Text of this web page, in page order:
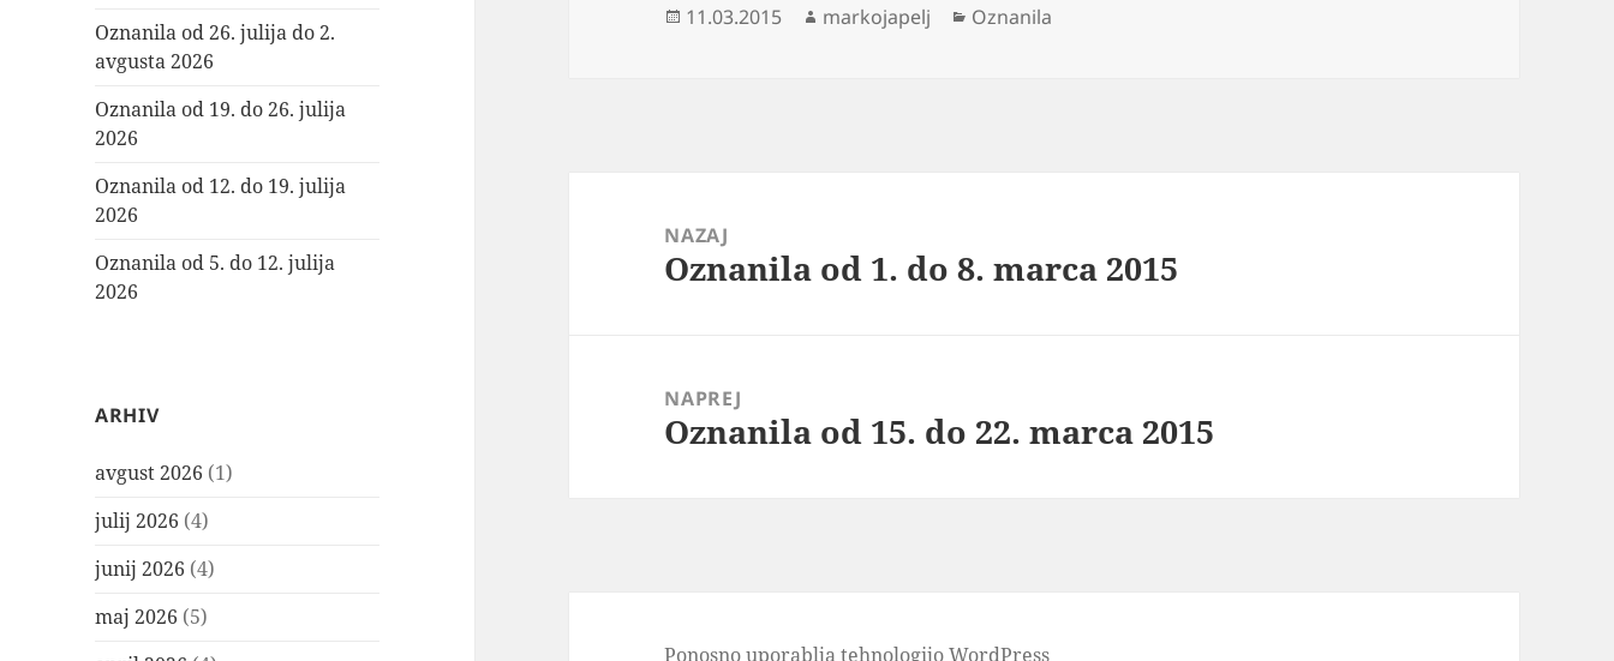
Oznanila od 26. julija do 2.
avgusta 2026
Oznanila od 19. do 26. julija
2026
Oznanila od 12. do 19. julija
2026
Oznanila od 5. do 12. julija
2026
ARHIV
avgust 2026 (1)
julij 2026 (4)
junij 2026 (4)
maj 2026 (5)
Objavljeno
11.03.2015 Avtor
markojapelj Kategorije
Oznanila
prispevkaNAZAJ
Prejšnji
Oznanila od 1. do 8. marca 2015
NAPREJ
Naslednji
Oznanila od 15. do 22. marca 2015
Ponosno uporablja tehnologijo WordPress